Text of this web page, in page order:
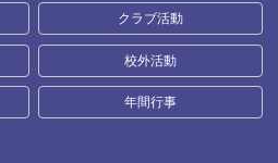
クラブ活動
校外活動
年間行事